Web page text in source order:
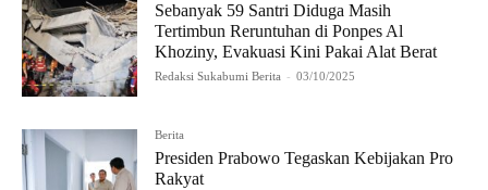
Sebanyak 59 Santri Diduga Masih
Tertimbun Reruntuhan di Ponpes Al
Khoziny, Evakuasi Kini Pakai Alat Berat
Redaksi Sukabumi Berita - 03/10/2025
Berita
Presiden Prabowo Tegaskan Kebijakan Pro
Rakyat